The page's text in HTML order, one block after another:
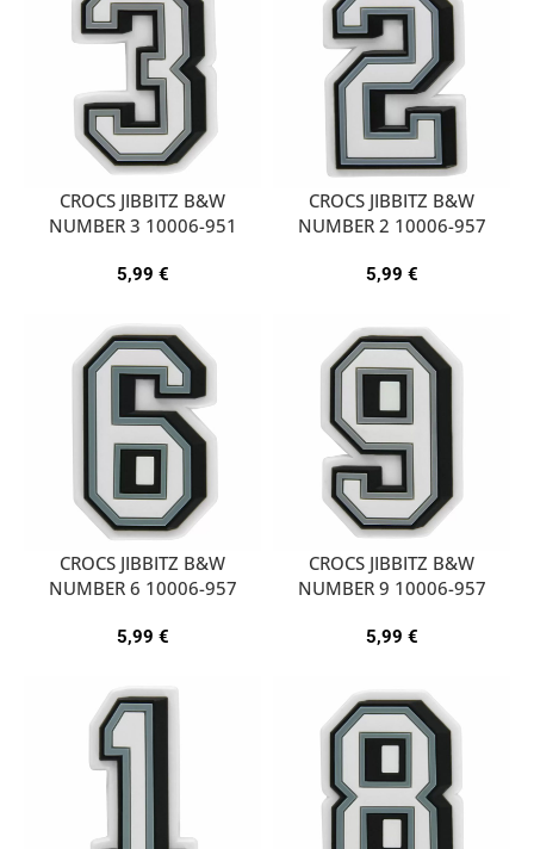
CROCS JIBBITZ B&W
NUMBER 3 10006-951
5,99 €
CROCS JIBBITZ B&W
NUMBER 2 10006-957
5,99 €
CROCS JIBBITZ B&W
NUMBER 6 10006-957
5,99 €
CROCS JIBBITZ B&W
NUMBER 9 10006-957
5,99 €